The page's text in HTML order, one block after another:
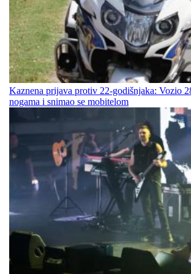
Kaznena prijava protiv 22-godišnjaka: Vozio
nogama i snimao se mobitelom